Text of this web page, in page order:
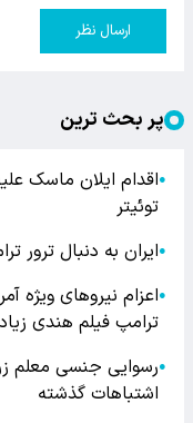
ارسال نظر
پر بحث ترین
●اقدام ایلان ماسک
توئیتر
●ایران به دنبال ترور
●اعزام نیروهای ویژه
ترامپ فیلم هندی
●
اشتباهات گذشته